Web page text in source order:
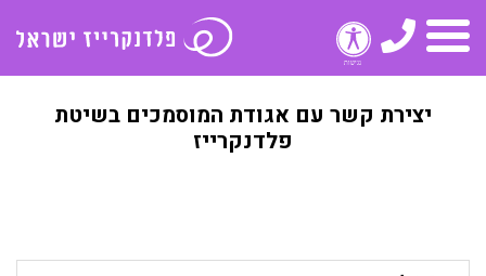
תפריט
טלפון
יצירת קשר עם אגודת המוסמכים בשיטת
פלדנקרייז